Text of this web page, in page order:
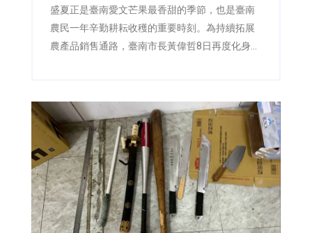
盛夏正是臺南愛文芒果最香甜的季節，也是臺南
農民一年辛勤耕耘收穫的重要時刻。為持續拓展
農產品銷售通路，臺南市長黃偉哲8日再度化身
愛文芒果，以最直接的方式向全國消費者介紹來
自產地的新鮮美味。直播活動推出的3,000公斤愛
文芒果甫開賣便迅速銷售一空，再次展現臺南芒
果在市場上的高人氣與品牌實力。